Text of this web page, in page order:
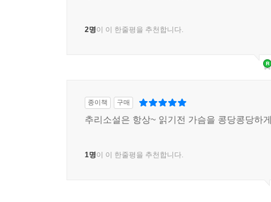
2명이 이 한줄평을 추천합니다.
종이책 구매
추리소설은 항상~ 읽기전 가슴을 콩당콩당하
1명이 이 한줄평을 추천합니다.